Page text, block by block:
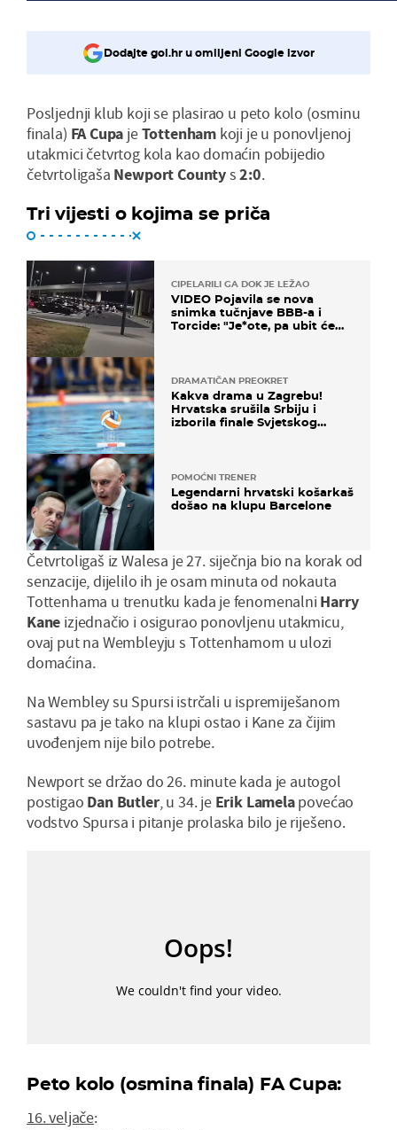
Dodajte gol.hr u omiljeni Google izvor
Posljednji klub koji se plasirao u peto kolo (osminu
finala) FA Cupa jeTottenhamkoji je u ponovljenoj
utakmici četvrtog kola kao domaćin pobijedio
četvrtoligaša Newport Countys2:0.
Tri vijesti o kojima se priča
CIPELARILI GA DOK JE LEŽAO
VIDEO Pojavila se nova
snimka tučnjave BBB-a i
Torcide: "Je*ote, pa ubit će
DRAMATIČAN PREOKRET
Kakva drama u Zagrebu!
Hrvatska srušila Srbiju i
izborila finale Svjetskog
POMOĆNI TRENER
Legendarni hrvatski košarkaš
došao na klupu Barcelone
Četvrtoligaš iz Walesa je 27. siječnja bio na korak od
senzacije, dijelilo ih je osam minuta od nokauta
Tottenhama u trenutku kada je fenomenalni Harry
Kane izjednačio i osigurao ponovljenu utakmicu,
ovaj put na Wembleyju s Tottenhamom u ulozi
domaćina.
Na Wembley su Spursi istrčali u ispremiješanom
sastavu pa je tako na klupi ostao i Kane za čijim
uvođenjem nije bilo potrebe.
Newport se držao do 26. minute kada je autogol
postigao Dan Butler, u 34. je Erik Lamelapovećao
vodstvo Spursa i pitanje prolaska bilo je riješeno.
Peto kolo (osmina finala) FA Cupa:
16. veljače: